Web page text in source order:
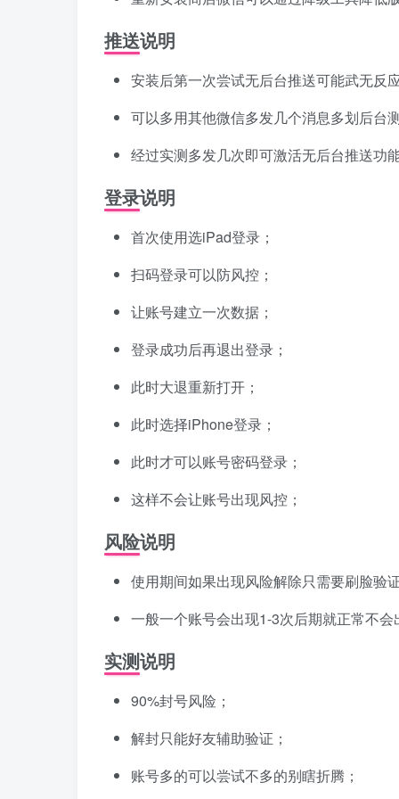
推送说明
安装后第一次尝试无后台推送可能武无反
可以多用其他微信多发几个消息多划后台
经过实测多发几次即可激活无后台推送功
登录说明
首次使用选iPad登录；
扫码登录可以防风控；
让账号建立一次数据；
登录成功后再退出登录；
此时大退重新打开；
此时选择iPhone登录；
此时才可以账号密码登录；
这样不会让账号出现风控；
风险说明
使用期间如果出现风险解除只需要刷脸验
一般一个账号会出现1-3次后期就正常不会
实测说明
90%封号风险；
解封只能好友辅助验证；
账号多的可以尝试不多的别瞎折腾；